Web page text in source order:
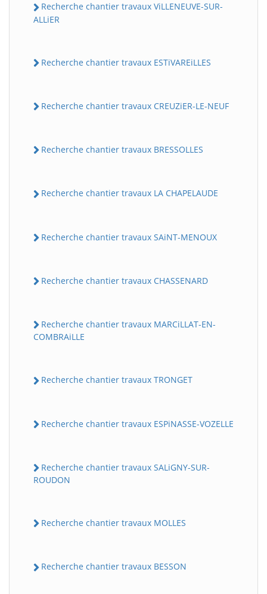
Recherche chantier travaux ViLLENEUVE-SUR-
ALLiER
Recherche chantier travaux ESTiVAREiLLES
Recherche chantier travaux CREUZiER-LE-NEUF
Recherche chantier travaux BRESSOLLES
Recherche chantier travaux LA CHAPELAUDE
Recherche chantier travaux SAiNT-MENOUX
Recherche chantier travaux CHASSENARD
Recherche chantier travaux MARCiLLAT-EN-
COMBRAiLLE
Recherche chantier travaux TRONGET
Recherche chantier travaux ESPiNASSE-VOZELLE
Recherche chantier travaux SALiGNY-SUR-
ROUDON
Recherche chantier travaux MOLLES
Recherche chantier travaux BESSON